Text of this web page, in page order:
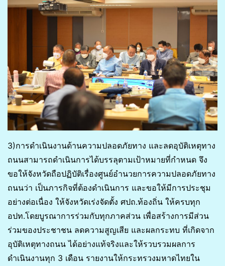
3)การดำเนินงานด้านความปลอดภัยทาง และลดอุบัติเหตุทาง
ถนนสามารถดำเนินการได้บรรลุตามเป้าหมายที่กำหนด จึง
ขอให้จังหวัดถือปฏิบัติเรื่องศูนย์อำนวยการความปลอดภัยทาง
ถนนว่า เป็นภารกิจที่ต้องดำเนินการ และขอให้มีการประชุม
อย่างต่อเนื่อง ให้จังหวัดเร่งจัดตั้ง ศปถ.ท้องถิ่น ให้ครบทุก
อปท.โดยบูรณาการร่วมกับทุกภาคส่วน เพื่อสร้างการมีส่วน
ร่วมของประชาชน ลดความสูญเสีย และผลกระทบ ที่เกิดจาก
อุบัติเหตุทางถนน ได้อย่างแท้จริงและให้รวบรวมผลการ
ดำเนินงานทุก 3 เดือน รายงานให้กระทรวงมหาดไทยใน